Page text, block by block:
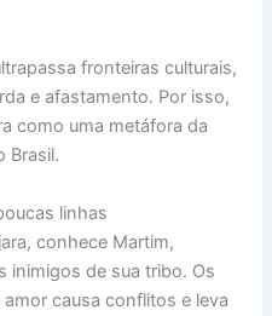
fronteiras culturais,
e afastamento. Por isso,
como uma metáfora da
Brasil.
linhas
conhece Martim,
inimigos de sua tribo. Os
causa conflitos e leva